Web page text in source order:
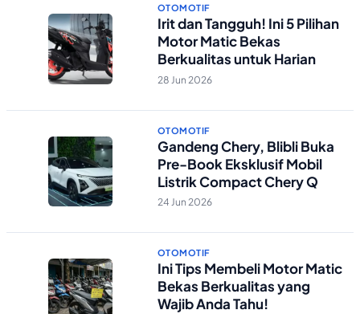
OTOMOTIF
Irit dan Tangguh! Ini 5 Pilihan
Motor Matic Bekas
Berkualitas untuk Harian
28 Jun 2026
OTOMOTIF
Gandeng Chery, Blibli Buka
Pre-Book Eksklusif Mobil
Listrik Compact Chery Q
24 Jun 2026
OTOMOTIF
Ini Tips Membeli Motor Matic
Bekas Berkualitas yang
Wajib Anda Tahu!